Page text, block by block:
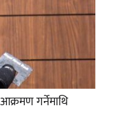
गर्नेमाथि